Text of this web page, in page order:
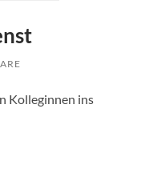
Kolleginnen ins